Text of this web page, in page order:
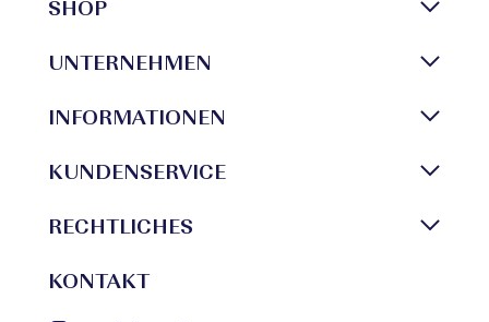
SHOP
UNTERNEHMEN
INFORMATIONEN
KUNDENSERVICE
RECHTLICHES
KONTAKT